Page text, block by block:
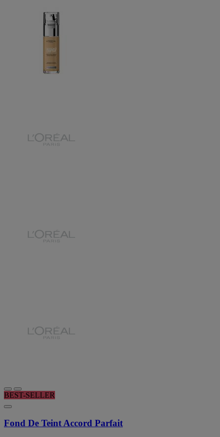
BEST-SELLER
Fond De Teint Accord Parfait